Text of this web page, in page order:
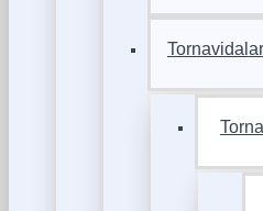
Tornavidalar